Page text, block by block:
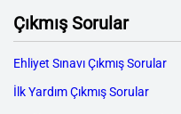
Çıkmış Sorular
Ehliyet Sınavı Çıkmış Sorular
İlk Yardım Çıkmış Sorular